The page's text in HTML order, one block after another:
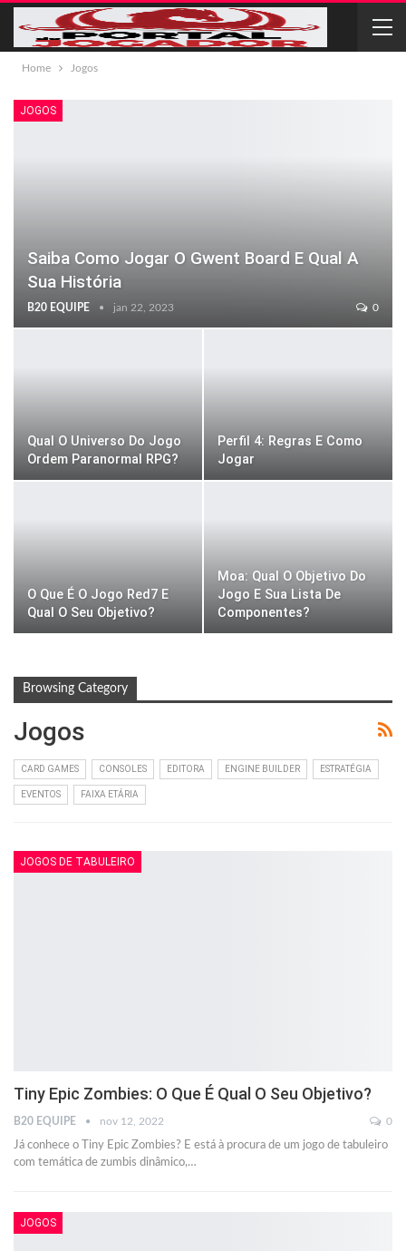
Home Jogos
JOGOS
Saiba Como Jogar O Gwent Board E Qual A
Sua História
B20 EQUIPE jan 22, 2023 0
Qual O Universo Do Jogo
Ordem Paranormal RPG?
Perfil 4: Regras E Como
Jogar
O Que É O Jogo Red7 E
Qual O Seu Objetivo?
Moa: Qual O Objetivo Do
Jogo E Sua Lista De
Componentes?
Browsing Category
Jogos
CARD GAMES CONSOLES EDITORA ENGINE BUILDER ESTRATÉGIA
EVENTOS FAIXA ETÁRIA
JOGOS DE TABULEIRO
Tiny Epic Zombies: O Que É Qual O Seu Objetivo?
B20 EQUIPE nov 12, 2022 0
Já conhece o Tiny Epic Zombies? E está à procura de um jogo de tabuleiro
com temática de zumbis dinâmico,…
JOGOS